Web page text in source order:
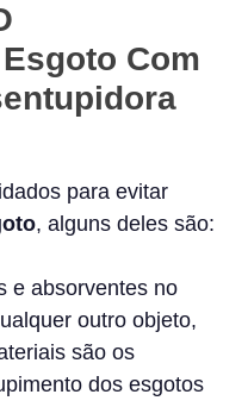
Com
para evitar
, alguns deles são:
e absorventes no
outro objeto,
são os
dos esgotos